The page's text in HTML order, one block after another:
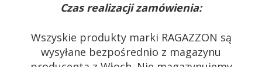
Czas realizacji zamówienia:
Wszyskie produkty marki RAGAZZON są
wysyłane bezpośrednio z magazynu